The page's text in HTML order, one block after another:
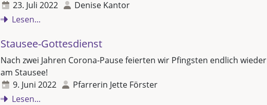
23. Juli 2022
Denise Kantor
Lesen...
Stausee-Gottesdienst
Nach zwei Jahren Corona-Pause feierten wir Pfingsten endlich wieder
am Stausee!
9. Juni 2022
Pfarrerin Jette Förster
Lesen...